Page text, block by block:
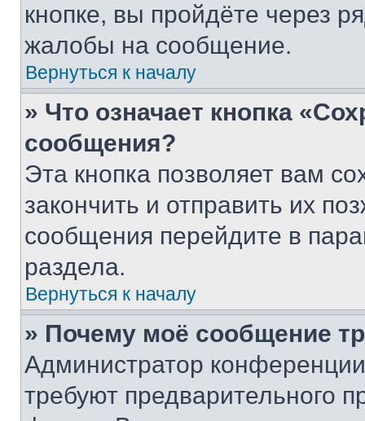
кнопке, вы пройдёте через
жалобы на сообщение.
Вернуться к началу
» Что означает кнопка
сообщения?
Эта кнопка позволяет вам
закончить и отправить их
сообщения перейдите в
раздела.
Вернуться к началу
» Почему моё сообщение
Администратор
требуют предварительного